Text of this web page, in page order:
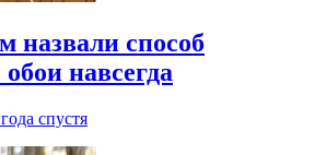
назвали способ
навсегда
спустя